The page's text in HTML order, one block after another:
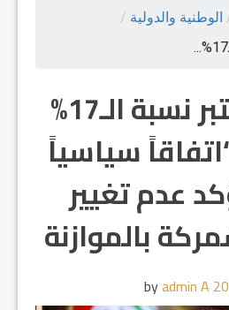
الوطنية والدولية /
العبادي يعتبر نسبة الـ17%
سياسياً
عدم تغيير
بالموازنة
admin A